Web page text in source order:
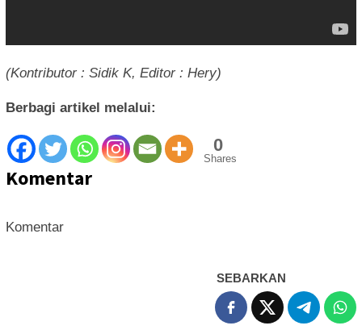
(Kontributor : Sidik K, Editor : Hery)
Berbagi artikel melalui:
0
Shares
Komentar
Komentar
SEBARKAN